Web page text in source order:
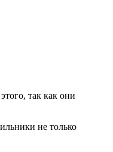
так как они
не только